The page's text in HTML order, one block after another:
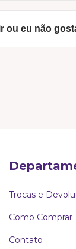
ou eu não
Trocas e
Como Comprar
Contato